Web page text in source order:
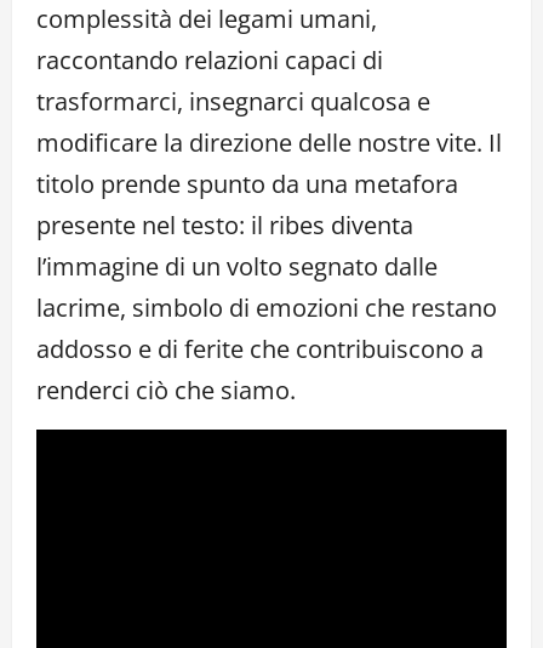
complessità dei legami umani,
raccontando relazioni capaci di
trasformarci, insegnarci qualcosa e
modificare la direzione delle nostre vite. Il
titolo prende spunto da una metafora
presente nel testo: il ribes diventa
l’immagine di un volto segnato dalle
lacrime, simbolo di emozioni che restano
addosso e di ferite che contribuiscono a
renderci ciò che siamo.